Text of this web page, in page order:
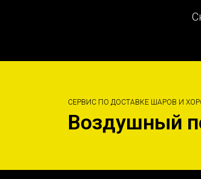
СЕРВИС ПО ДОСТАВКЕ ШАРОВ И
Воздушный